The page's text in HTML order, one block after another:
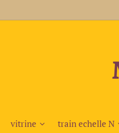
vitrine train echelle N